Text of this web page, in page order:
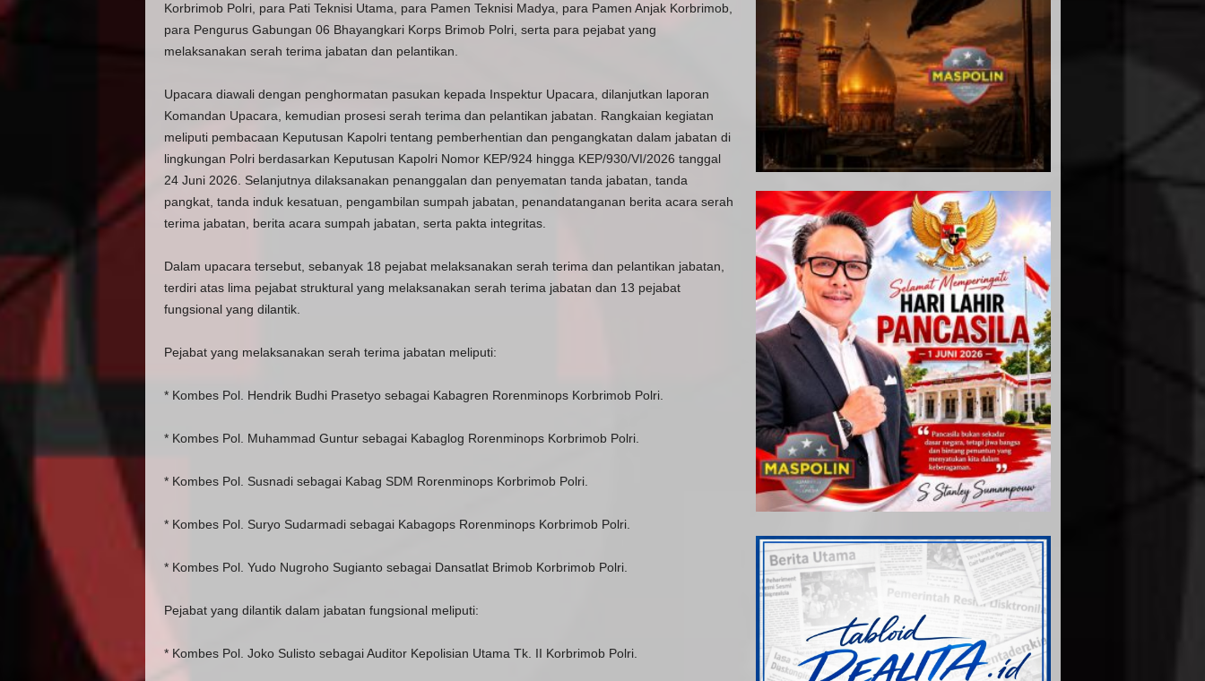
Korbrimob Polri, para Pati Teknisi Utama, para Pamen Teknisi Madya, para Pamen Anjak Korbrimob,
para Pengurus Gabungan 06 Bhayangkari Korps Brimob Polri, serta para pejabat yang
melaksanakan serah terima jabatan dan pelantikan.
Upacara diawali dengan penghormatan pasukan kepada Inspektur Upacara, dilanjutkan laporan
Komandan Upacara, kemudian prosesi serah terima dan pelantikan jabatan. Rangkaian kegiatan
meliputi pembacaan Keputusan Kapolri tentang pemberhentian dan pengangkatan dalam jabatan di
lingkungan Polri berdasarkan Keputusan Kapolri Nomor KEP/924 hingga KEP/930/VI/2026 tanggal
24 Juni 2026. Selanjutnya dilaksanakan penanggalan dan penyematan tanda jabatan, tanda
pangkat, tanda induk kesatuan, pengambilan sumpah jabatan, penandatanganan berita acara serah
terima jabatan, berita acara sumpah jabatan, serta pakta integritas.
Dalam upacara tersebut, sebanyak 18 pejabat melaksanakan serah terima dan pelantikan jabatan,
terdiri atas lima pejabat struktural yang melaksanakan serah terima jabatan dan 13 pejabat
fungsional yang dilantik.
Pejabat yang melaksanakan serah terima jabatan meliputi:
* Kombes Pol. Hendrik Budhi Prasetyo sebagai Kabagren Rorenminops Korbrimob Polri.
* Kombes Pol. Muhammad Guntur sebagai Kabaglog Rorenminops Korbrimob Polri.
* Kombes Pol. Susnadi sebagai Kabag SDM Rorenminops Korbrimob Polri.
* Kombes Pol. Suryo Sudarmadi sebagai Kabagops Rorenminops Korbrimob Polri.
* Kombes Pol. Yudo Nugroho Sugianto sebagai Dansatlat Brimob Korbrimob Polri.
Pejabat yang dilantik dalam jabatan fungsional meliputi:
* Kombes Pol. Joko Sulisto sebagai Auditor Kepolisian Utama Tk. II Korbrimob Polri.